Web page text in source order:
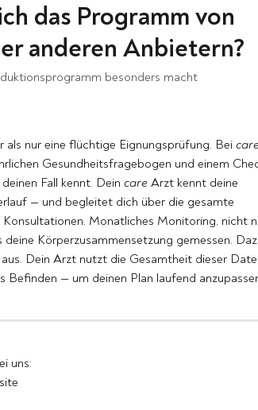
das Programm von
anderen Anbietern?
besonders macht
nur eine flüchtige Eignungsprüfung. Bei care
Gesundheitsfragebogen und einem
Fall kennt. Dein care Arzt kennt deine
— und begleitet dich über die gesamte
Monatliches Monitoring, nicht
Körperzusammensetzung gemessen.
Dein Arzt nutzt die Gesamtheit dieser
Befinden — um deinen Plan laufend
uns: